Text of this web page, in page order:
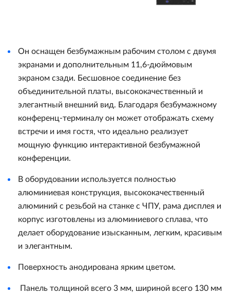
Он оснащен безбумажным рабочим столом с двумя
экранами и дополнительным 11,6-дюймовым
экраном сзади. Бесшовное соединение без
объединительной платы, высококачественный и
элегантный внешний вид. Благодаря безбумажному
конференц-терминалу он может отображать схему
встречи и имя гостя, что идеально реализует
мощную функцию интерактивной безбумажной
конференции.
В оборудовании используется полностью
алюминиевая конструкция, высококачественный
алюминий с резьбой на станке с ЧПУ, рама дисплея и
корпус изготовлены из алюминиевого сплава, что
делает оборудование изысканным, легким, красивым
и элегантным.
Поверхность анодирована ярким цветом.
Панель толщиной всего 3 мм, шириной всего 130 мм